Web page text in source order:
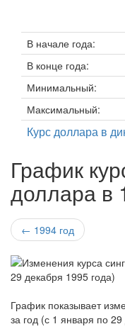
В начале года:
В конце года:
Минимальный:
Максимальный:
Курс доллара в
График
доллара в
← 1994 год
График показывает
за год (с 1 января по